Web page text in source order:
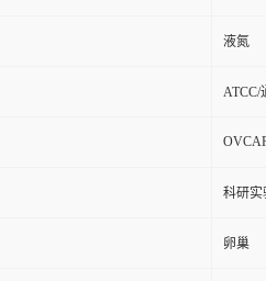
液氮
ATCC/
科研实
卵巢